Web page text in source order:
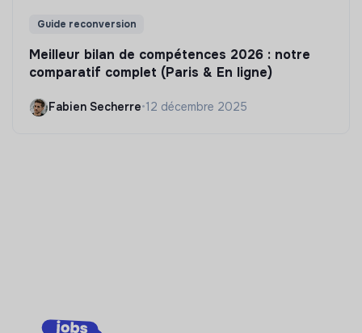
Guide reconversion
Meilleur bilan de compétences 2026 : notre
comparatif complet (Paris & En ligne)
Fabien Secherre•12 décembre 2025